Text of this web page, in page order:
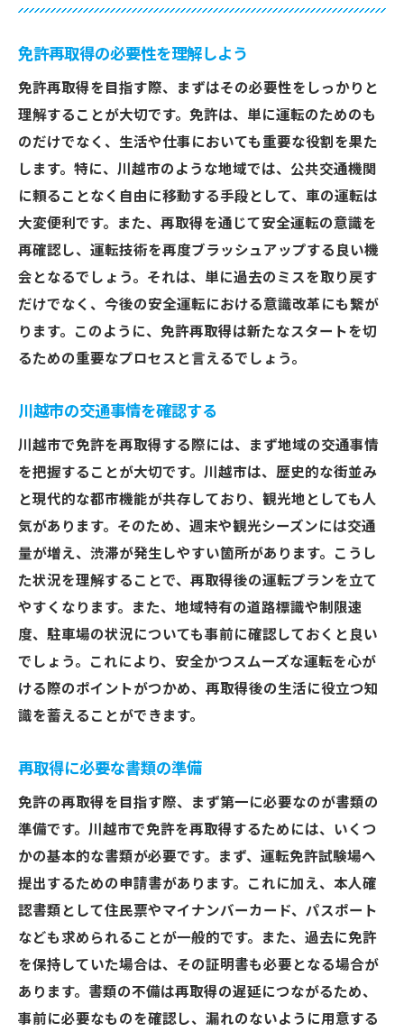
最新の法改正とその影響を知る
免許センターでの事前確認事項
免許再取得に関するFAQを活用
川越市で免許を再取得するための重要な準備と
は
必要な健康診断を受ける
書類提出の事前チェックリスト
教習所のスケジュール調整
実技試験対策の準備
再取得成功のための心構え
免許再取得のプロセスを理解し川越市で再スタ
ート
プロセス全体を把握する
各プロセスでの必要な手続き
免許再取得のスケジュール管理
試験当日の流れと注意点
再取得後の手続きとその後のサポート
免許再取得後の運転ルールを再確認
地域の教習所の特色とサポート
相談窓口の活用方法
地域コミュニティでの支援
無料相談会や説明会を活用
再取得に役立つカウンセリングサービス
川越市での免許再取得を成功に導く秘訣
目標設定と計画的な学習
サポートを最大限に活用する方法
免許再取得の必要性を理解しよう
免許再取得を目指す際、まずはその必要性をしっかりと
理解することが大切です。免許は、単に運転のためのも
のだけでなく、生活や仕事においても重要な役割を果た
します。特に、川越市のような地域では、公共交通機関
に頼ることなく自由に移動する手段として、車の運転は
大変便利です。また、再取得を通じて安全運転の意識を
再確認し、運転技術を再度ブラッシュアップする良い機
会となるでしょう。それは、単に過去のミスを取り戻す
だけでなく、今後の安全運転における意識改革にも繋が
ります。このように、免許再取得は新たなスタートを切
るための重要なプロセスと言えるでしょう。
川越市の交通事情を確認する
川越市で免許を再取得する際には、まず地域の交通事情
を把握することが大切です。川越市は、歴史的な街並み
と現代的な都市機能が共存しており、観光地としても人
気があります。そのため、週末や観光シーズンには交通
量が増え、渋滞が発生しやすい箇所があります。こうし
た状況を理解することで、再取得後の運転プランを立て
やすくなります。また、地域特有の道路標識や制限速
度、駐車場の状況についても事前に確認しておくと良い
でしょう。これにより、安全かつスムーズな運転を心が
ける際のポイントがつかめ、再取得後の生活に役立つ知
識を蓄えることができます。
再取得に必要な書類の準備
免許の再取得を目指す際、まず第一に必要なのが書類の
準備です。川越市で免許を再取得するためには、いくつ
かの基本的な書類が必要です。まず、運転免許試験場へ
提出するための申請書があります。これに加え、本人確
認書類として住民票やマイナンバーカード、パスポート
なども求められることが一般的です。また、過去に免許
を保持していた場合は、その証明書も必要となる場合が
あります。書類の不備は再取得の遅延につながるため、
事前に必要なものを確認し、漏れのないように用意する